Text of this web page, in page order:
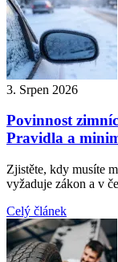
3. Srpen 2026
Povinnost
Pravidla a
Zjistěte, kdy musíte
vyžaduje zákon a v
Celý článek